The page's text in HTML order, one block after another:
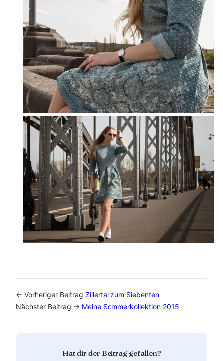
← Vorheriger Beitrag Zillertal zum Siebenten
Nächster Beitrag → Meine Sommerkollektion 2015
Hat dir der Beitrag gefallen?